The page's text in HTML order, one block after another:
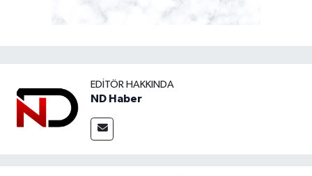
EDITÖR HAKKINDA
ND Haber